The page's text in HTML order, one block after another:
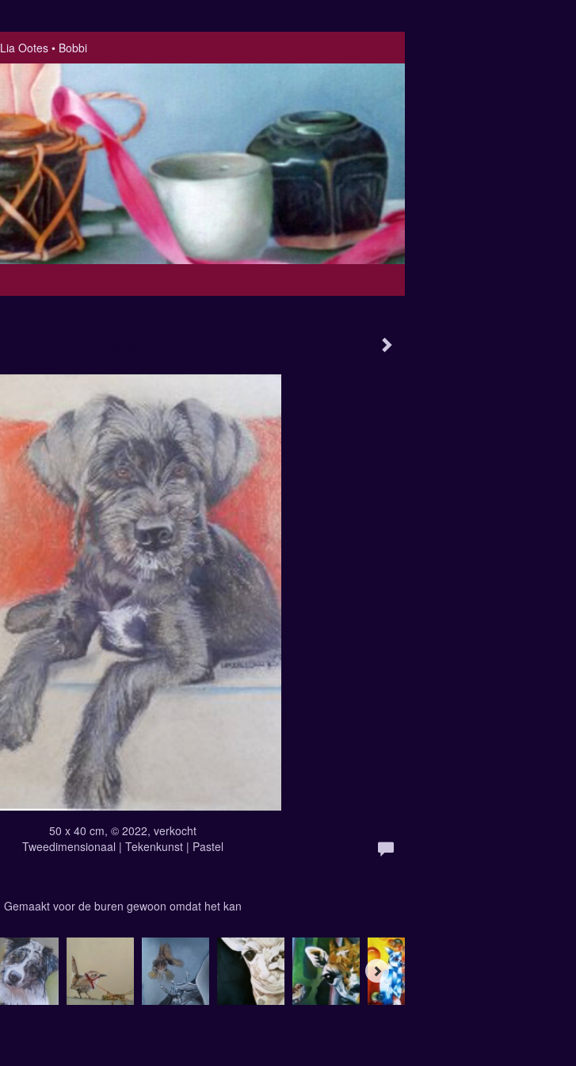
Lia Ootes Bobbi
50 x 40 cm, © 2022, verkocht
Tweedimensionaal | Tekenkunst | Pastel
Gemaakt voor de buren gewoon omdat het kan